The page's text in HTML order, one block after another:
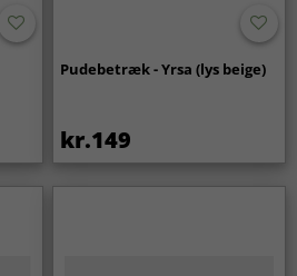
Pudebetræk - Yrsa (lys beige)
kr.149